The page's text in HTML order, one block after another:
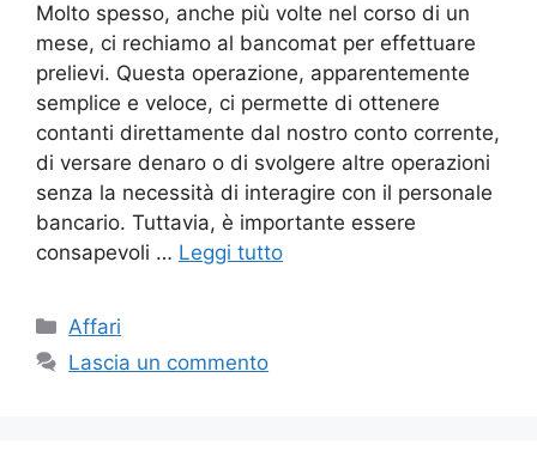
Molto spesso, anche più volte nel corso di un
mese, ci rechiamo al bancomat per effettuare
prelievi. Questa operazione, apparentemente
semplice e veloce, ci permette di ottenere
contanti direttamente dal nostro conto corrente,
di versare denaro o di svolgere altre operazioni
senza la necessità di interagire con il personale
bancario. Tuttavia, è importante essere
consapevoli … Leggi tutto
Categorie
Affari
Lascia un commento